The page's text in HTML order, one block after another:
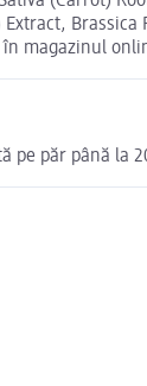
Brassica
magazinul
pe păr până la